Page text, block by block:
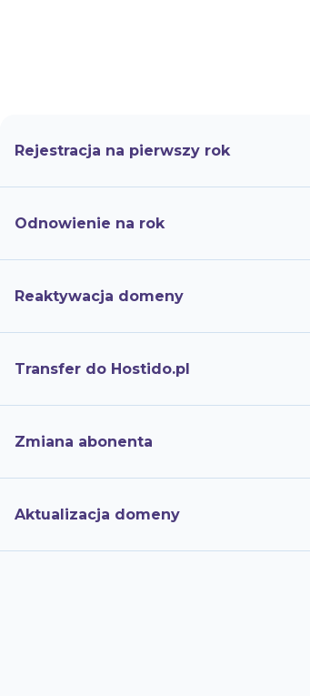
Rejestracja na pierwszy rok
Odnowienie na rok
Reaktywacja domeny
Transfer do Hostido.pl
Zmiana abonenta
Aktualizacja domeny